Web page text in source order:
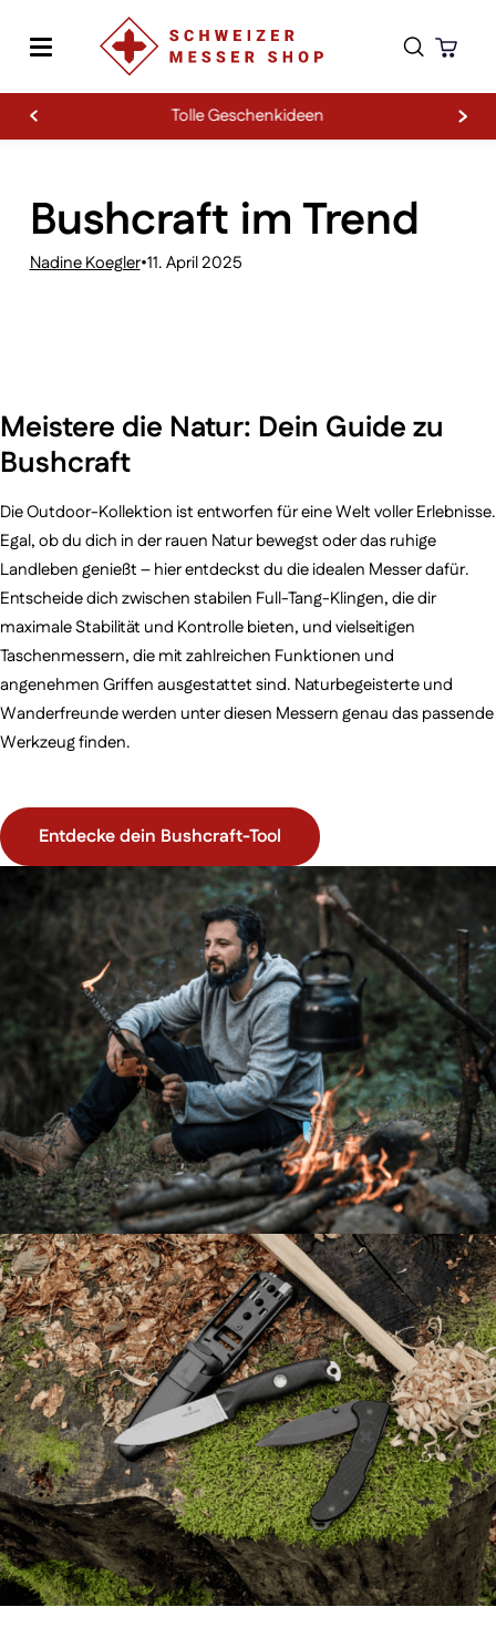
Tolle Geschenkideen
Bushcraft im Trend
Nadine Koegler•11. April 2025
Meistere die Natur: Dein Guide zu
Bushcraft
Die Outdoor-Kollektion ist entworfen für eine Welt voller Erlebnisse.
Egal, ob du dich in der rauen Natur bewegst oder das ruhige
Landleben genießt – hier entdeckst du die idealen Messer dafür.
Entscheide dich zwischen stabilen Full-Tang-Klingen, die dir
maximale Stabilität und Kontrolle bieten, und vielseitigen
Taschenmessern, die mit zahlreichen Funktionen und
angenehmen Griffen ausgestattet sind. Naturbegeisterte und
Wanderfreunde werden unter diesen Messern genau das passende
Werkzeug finden.
Entdecke dein Bushcraft-Tool